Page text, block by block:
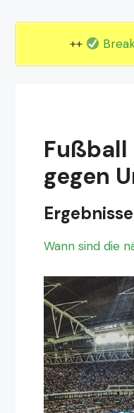
++
Fußball
gegen
Wann sind die